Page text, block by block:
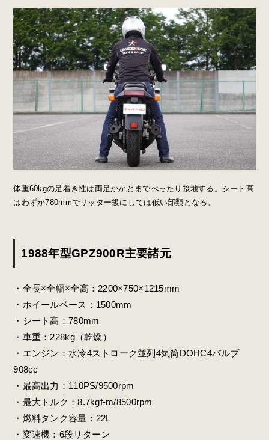
体重60kgの足着き性は両足かかとまでべったり接地する。シート高
はわずか780mmでリッター級にしては低い部類となる。
1988年型GPZ900R主要諸元
・全長×全幅×全高：2200×750×1215mm
・ホイールベース：1500mm
・シート高：780mm
・車重：228kg（乾燥）
・エンジン：水冷4ストローク並列4気筒DOHC4バルブ
908cc
・最高出力：110PS/9500rpm
・最大トルク：8.7kgf-m/8500rpm
・燃料タンク容量：22L
・変速機：6段リターン